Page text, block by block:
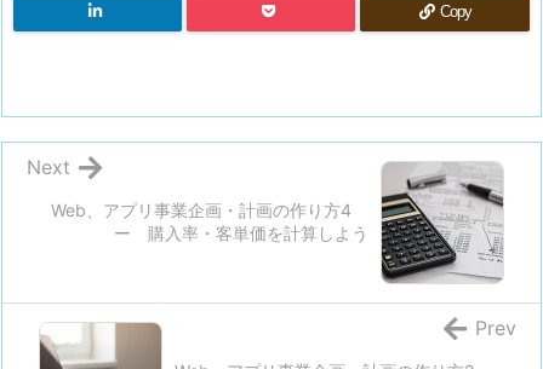
Copy
Web、アプリ事業企画・計画の作り方4
ー 購入率・客単価を計算しよう
Next
Prev